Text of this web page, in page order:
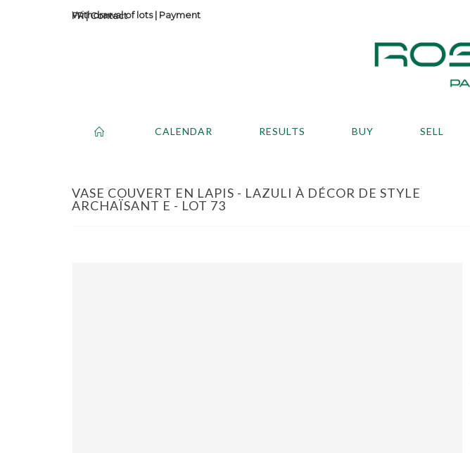
Contact
Withdrawal of lots| Payment
CALENDAR RESULTS BUY SELL
VASE COUVERT EN LAPIS - LAZULI À DÉCOR DE STYLE
ARCHAÏSANT E - LOT 73